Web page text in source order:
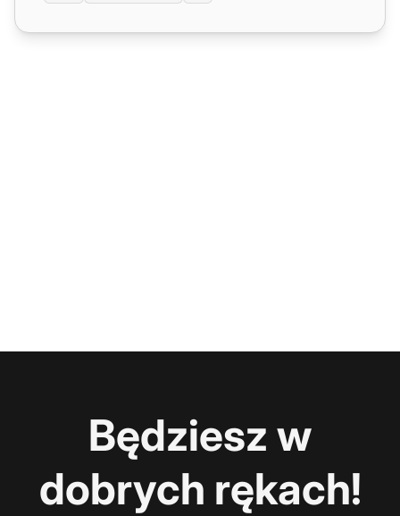
Będziesz w
dobrych rękach!